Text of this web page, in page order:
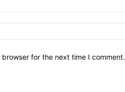
for the next time I comment.